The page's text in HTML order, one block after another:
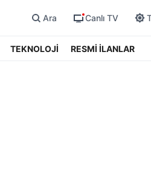
Ara Canlı TV
TEKNOLOJİ RESMİ İLANLAR